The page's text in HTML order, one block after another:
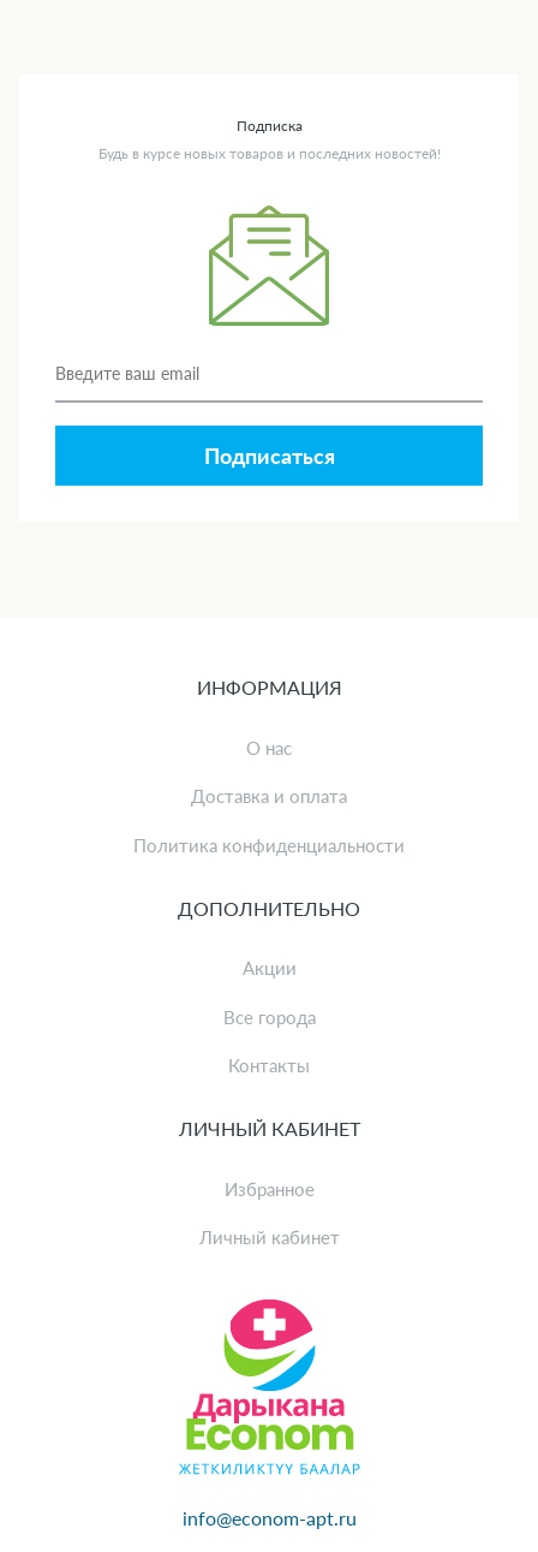
Подписка
Будь в курсе новых товаров и последних новостей!
Подписаться
info@econom-apt.ru
ИНФОРМАЦИЯ
О нас
Доставка и оплата
Политика конфиденциальности
ДОПОЛНИТЕЛЬНО
Акции
Все города
Контакты
ЛИЧНЫЙ КАБИНЕТ
Избранное
Личный кабинет